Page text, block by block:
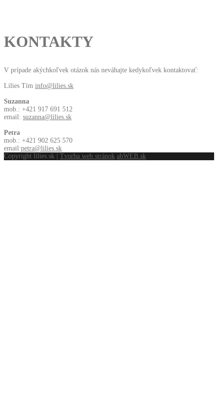
KONTAKTY
V prípade akýchkoľvek otázok nás neváhajte kedykoľvek kontaktovať:
Lilies Tím info@lilies.sk
Suzanna
mob.: +421 917 691 512
email: suzanna@lilies.sk
Petra
mob.: +421 902 625 570
email:petra@lilies.sk
Copyright lilies.sk | Tvorba web stránok abWEB.sk